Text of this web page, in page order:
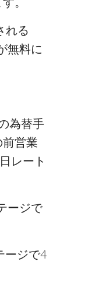
れる
無料に
為替手
営業
レート
ージで
ージで4